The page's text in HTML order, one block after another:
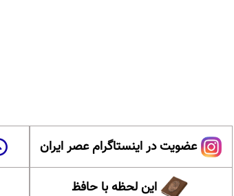
عضویت در اینستاگرام عصر ایران
این لحظه با حافظ